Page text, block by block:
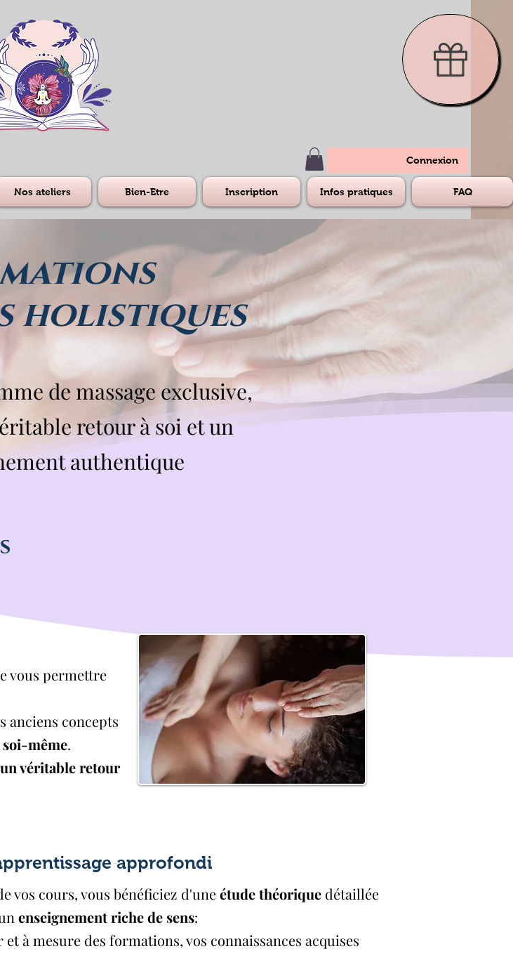
Connexion
Nos ateliers Bien-Etre Inscription Infos pratiques FAQ
holistiques
de massage exclusive,
retour à soi et un
authentique
vous permettre
anciens concepts
soi-même.
véritable retour
approfondi
vos cours, vous bénéficiez d'uneétude théorique détaillée
enseignement riche de sens:
et à mesure des formations, vos connaissances acquises